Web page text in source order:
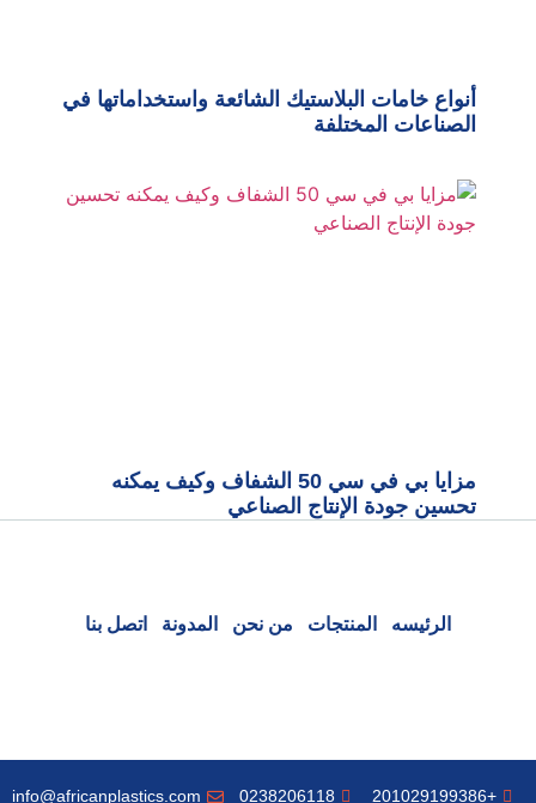
أنواع خامات البلاستيك الشائعة واستخداماتها في
الصناعات المختلفة
مزايا بي في سي 50 الشفاف وكيف يمكنه
تحسين جودة الإنتاج الصناعي
الرئيسه المنتجات من نحن المدونة اتصل بنا
+201029199386
0238206118
info@africanplastics.com